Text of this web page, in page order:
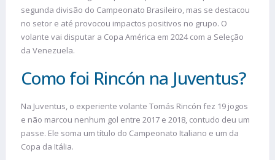
segunda divisão do Campeonato Brasileiro, mas se destacou
no setor e até provocou impactos positivos no grupo. O
volante vai disputar a Copa América em 2024 com a Seleção
da Venezuela.
Como foi Rincón na Juventus?
Na Juventus, o experiente volante Tomás Rincón fez 19 jogos
e não marcou nenhum gol entre 2017 e 2018, contudo deu um
passe. Ele soma um título do Campeonato Italiano e um da
Copa da Itália.